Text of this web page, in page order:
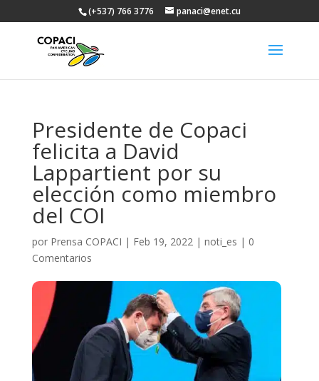
(+537) 766 3776 panaci@enet.cu
Presidente de Copaci
felicita a David
Lappartient por su
elección como miembro
del COI
por Prensa COPACI | Feb 19, 2022| noti_es | 0
Comentarios